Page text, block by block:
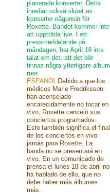
planerade konserter. Detta
innebär också slutet av
konserter någonsin för
Roxette. Bandet kommer inte
att uppträda live. I ett
pressmeddelande på
måndagen, har April 18 inte
talat om det, att det bör
finnas några ytterligare album
mer.
ESPANOL Debido a que los
médicos Marie Fredriksson
han aconsejado
encarecidamente no tocar en
vivo, Roxette canceló sus
conciertos programados.
Esto también significa el final
de los conciertos en vivo
jamás para Roxette. La
banda no se presentará en
vivo. En un comunicado de
prensa el lunes 18 de abril no
ha hablado de ello, que no
debe haber más álbumes
más.